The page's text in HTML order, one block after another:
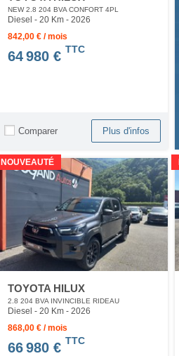
NEW 2.8 204 BVA CONFORT 4PL
Diesel - 20 Km - 2026
842,00 € / mois
64 980 € TTC
Comparer Plus d'infos
NOUVEAUTÉ
TOYOTA HILUX
2.8 204 BVA INVINCIBLE RIDEAU
Diesel - 20 Km - 2026
868,00 € / mois
66 980 € TTC